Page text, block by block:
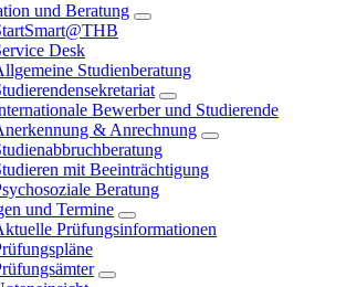
und Beratung
Desk
Studienberatung
Bewerber und Studierende
& Anrechnung
mit Beeinträchtigung
Beratung
und Termine
Prüfungsinformationen